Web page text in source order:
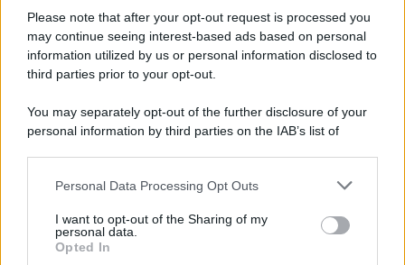
Please note that after your opt-out request is processed you
may continue seeing interest-based ads based on personal
information utilized by us or personal information disclosed to
third parties prior to your opt-out.
You may separately opt-out of the further disclosure of your
personal information by third parties on the IAB’s list of
This information may also be disclosed by us to third parties
disclose it to other third parties.
Please note that this website/app uses one or more Google
Personal Data Processing Opt Outs
I want to opt-out of the Sharing of my
personal data.
Opted In